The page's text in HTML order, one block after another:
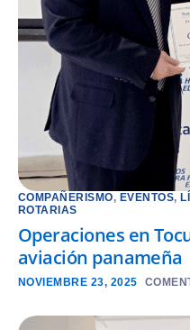
COMPAÑERISMO, EVENTOS,
ROTARIAS
Operaciones en
aviación panameña
NOVIEMBRE 23, 2025